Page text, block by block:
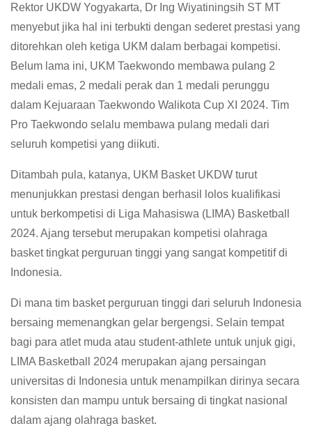
Rektor UKDW Yogyakarta, Dr Ing Wiyatiningsih ST MT
menyebut jika hal ini terbukti dengan sederet prestasi yang
ditorehkan oleh ketiga UKM dalam berbagai kompetisi.
Belum lama ini, UKM Taekwondo membawa pulang 2
medali emas, 2 medali perak dan 1 medali perunggu
dalam Kejuaraan Taekwondo Walikota Cup XI 2024. Tim
Pro Taekwondo selalu membawa pulang medali dari
seluruh kompetisi yang diikuti.
Ditambah pula, katanya, UKM Basket UKDW turut
menunjukkan prestasi dengan berhasil lolos kualifikasi
untuk berkompetisi di Liga Mahasiswa (LIMA) Basketball
2024. Ajang tersebut merupakan kompetisi olahraga
basket tingkat perguruan tinggi yang sangat kompetitif di
Indonesia.
Di mana tim basket perguruan tinggi dari seluruh Indonesia
bersaing memenangkan gelar bergengsi. Selain tempat
bagi para atlet muda atau student-athlete untuk unjuk gigi,
LIMA Basketball 2024 merupakan ajang persaingan
universitas di Indonesia untuk menampilkan dirinya secara
konsisten dan mampu untuk bersaing di tingkat nasional
dalam ajang olahraga basket.